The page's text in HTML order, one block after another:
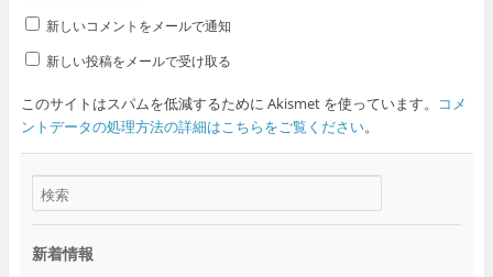
新しいコメントをメールで通知
新しい投稿をメールで受け取る
このサイトはスパムを低減するために Akismet を使っています。
コメ
ントデータの処理方法の詳細はこちらをご覧ください。
新着情報